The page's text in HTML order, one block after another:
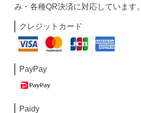
み・各種QR決済に対応しています。
クレジットカード
PayPay
Paidy